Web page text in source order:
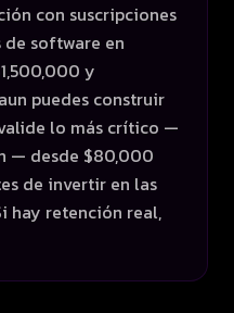
con suscripciones
de software en
y
puedes construir
lo más crítico —
— desde $80,000
de invertir en las
hay retención real,